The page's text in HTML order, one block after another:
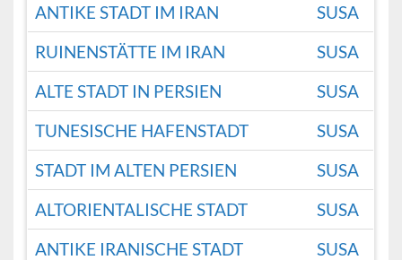
ANTIKE STADT IM IRAN
SUSA
RUINENSTÄTTE IM IRAN
SUSA
ALTE STADT IN PERSIEN
SUSA
TUNESISCHE HAFENSTADT
SUSA
STADT IM ALTEN PERSIEN
SUSA
ALTORIENTALISCHE STADT
SUSA
ANTIKE IRANISCHE STADT
SUSA